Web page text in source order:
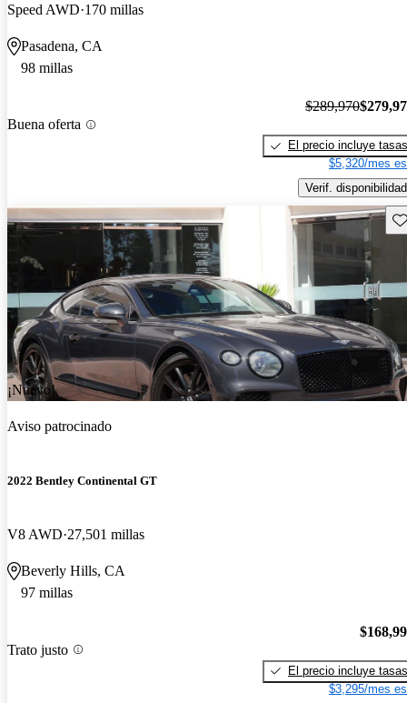
Speed AWD 170 millas
Pasadena, CA
98 millas
Buena oferta
$289,970
El precio incluye tasas
$5,320/mes
Verif. disponibilidad
¡Nuevo!
Aviso patrocinado
2022 Bentley Continental GT
V8 AWD 27,501 millas
Beverly Hills, CA
97 millas
Trato justo
El precio incluye tasas
$3,295/mes